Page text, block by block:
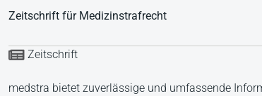
Zeitschrift für Medizinstrafrecht
Zeitschrift
medstra bietet zuverlässige und umfassende